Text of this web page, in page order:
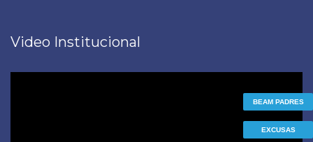
Video Institucional
BEAM PADRES
EXCUSAS